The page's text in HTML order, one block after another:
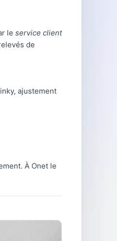
le service client
de
ajustement
À Onet le